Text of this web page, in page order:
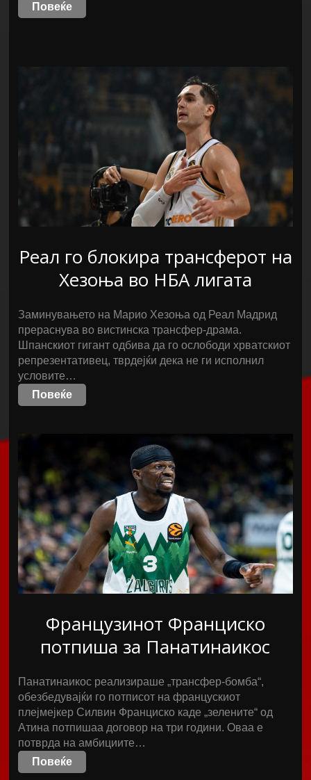
Повеќе
Реал го блокира трансферот на
Хезоња во НБА лигата
Заминувањето на Марио Хезоња од Реал Мадрид
прераснува во вистинска трансфер-драма.
Шпанскиот гигант одбива да го ослободи хрватскиот
репрезентативец, тврдејќи дека не ги исполнил
условите…
Повеќе
Французинот Франциско
потпиша за Панатинаикос
Панатинаикос реализираше „трансфер-бомба“,
обезбедувајќи го потписот на францускиот
плејмејкер Силвин Франциско каде „зелените“ од
Атина потпишаа договор на три години. Оваа е
потврда на амбициите…
Повеќе